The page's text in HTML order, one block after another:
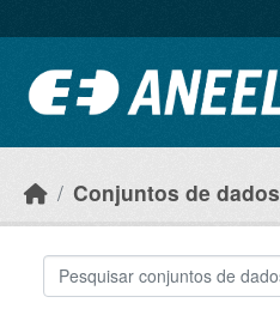
Conjuntos de dados